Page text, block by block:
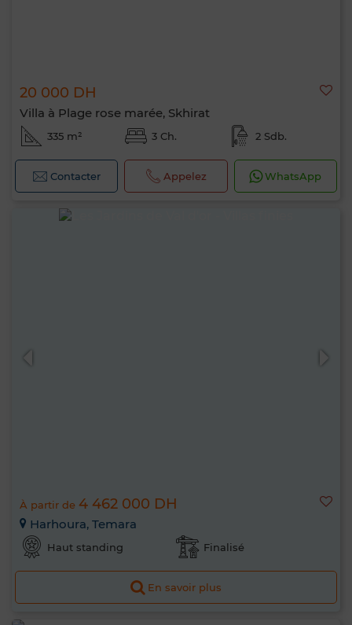
20 000 DH
Villa à Plage rose marée, Skhirat
335 m² 3 Ch. 2 Sdb.
Contacter Appelez WhatsApp
À partir de 4 462 000 DH
Harhoura, Temara
Haut standing Finalisé
En savoir plus